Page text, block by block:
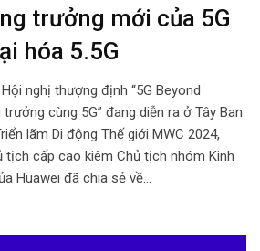
trưởng mới của 5G
hóa 5.5G
nghị thượng định “5G Beyond
cùng 5G” đang diễn ra ở Tây Ban
lãm Di động Thế giới MWC 2024,
tịch cấp cao kiêm Chủ tịch nhóm Kinh
Huawei đã chia sẻ về…